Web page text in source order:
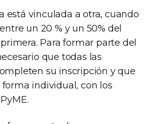
está vinculada a otra, cuando
un 20 % y un 50% del
Para formar parte del
que todas las
su inscripción y que
individual, con los